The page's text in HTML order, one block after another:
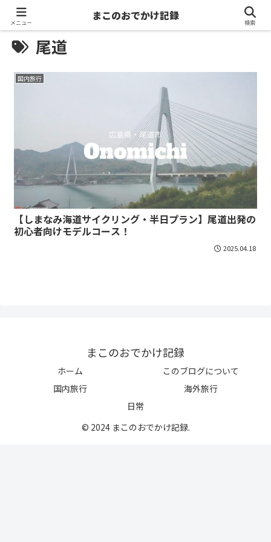
尾道
国内旅行
【しまなみ海道サイクリング・半日プラン】尾道出発の
初心者向けモデルコース！
2025.04.18
まこのおでかけ記録
ホーム
このブログについて
国内旅行
海外旅行
日常
© 2024 まこのおでかけ記録.
メニュー
まこのおでかけ記録
検索